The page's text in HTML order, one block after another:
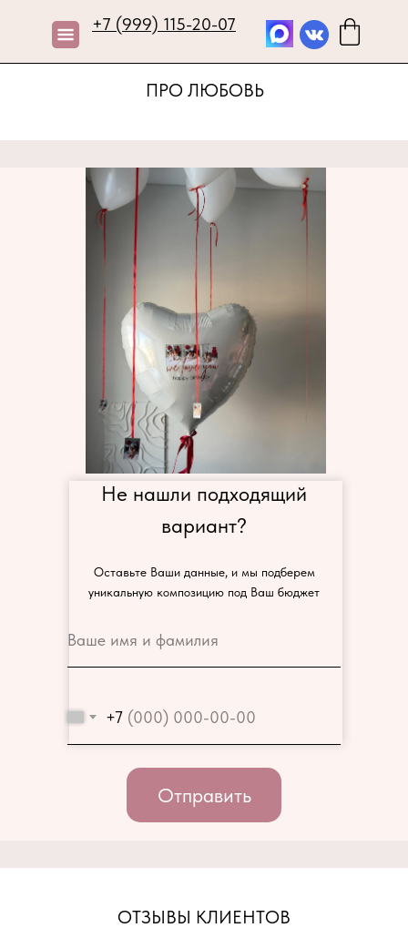
+7 (999) 115-20-07
ПРО ЛЮБОВЬ
+7
Отправить
Не нашли подходящий
вариант?
Оставьте Ваши данные, и мы подберем
уникальную композицию под Ваш бюджет
ОТЗЫВЫ КЛИЕНТОВ